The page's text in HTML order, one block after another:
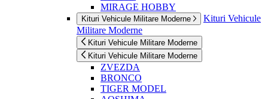
MIRAGE HOBBY
Kituri Vehicule Militare Moderne
Kituri Vehicule
Militare Moderne
Kituri Vehicule Militare Moderne
Kituri Vehicule Militare Moderne
ZVEZDA
BRONCO
TIGER MODEL